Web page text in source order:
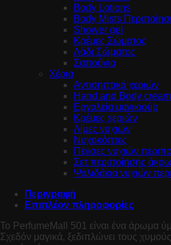
Body Lotions
Body Mists
Shower gel
Κρέμες Σώματος
Λάδι Σώματος
Σαπούνια
Χέρια
Αντισηπτικά χεριών
Hand and Body
Εργαλεία μανικιούρ
Κρέμες χεριών
Λίμες νυχιών
Νυχοκόπτες
Πένσες νυχιών
Σετ περιποίησης
Ψαλιδάκια νυχιών
Περιγραφή
Επιπλέον πληροφορίες
Το PerfumeMall 501 είναι ένα άρωμα
Σχεδόν μαγικά, ξεδιπλώνει τους